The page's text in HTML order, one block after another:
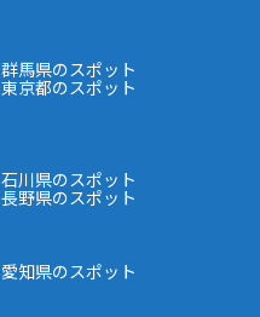
群馬県のスポット
東京都のスポット
石川県のスポット
長野県のスポット
愛知県のスポット